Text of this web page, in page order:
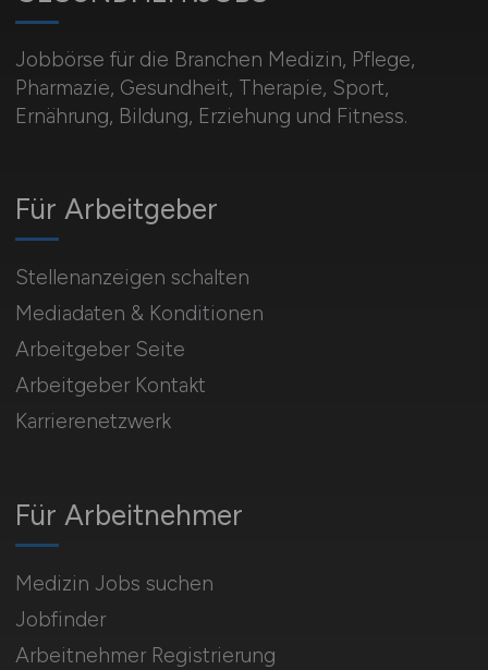
Jobbörse für die Branchen Medizin, Pflege,
Pharmazie, Gesundheit, Therapie, Sport,
Ernährung, Bildung, Erziehung und Fitness.
Für Arbeitnehmer
Medizin Jobs suchen
Jobfinder
Arbeitnehmer Registrierung
Für Arbeitgeber
Stellenanzeigen schalten
Mediadaten & Konditionen
Arbeitgeber Seite
Arbeitgeber Kontakt
Karrierenetzwerk